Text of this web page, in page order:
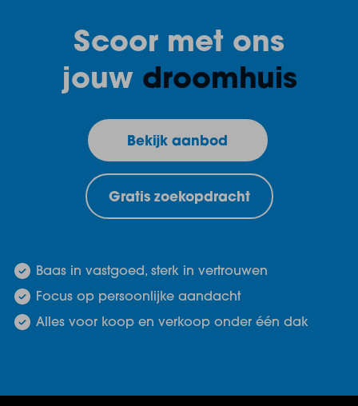
Scoor met ons
jouw droomhuis
Bekijk aanbod
Gratis zoekopdracht
Baas in vastgoed, sterk in vertrouwen
Focus op persoonlijke aandacht
Alles voor koop en verkoop onder één dak